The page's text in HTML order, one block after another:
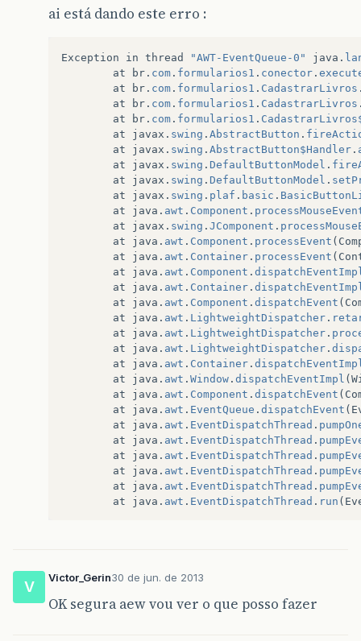
query += "('"+ Titulo
execute query
ai está dando este erro :
Exception in thread "AWT-EventQueue-0" java .
at
br . com . formularios1 . conector .
at
br . com . formularios1 . CadastrarLivros
at
br . com . formularios1 . CadastrarLivros
at
br . com . formularios1 .
at
javax . swing . AbstractButton .
at
javax . swing . AbstractButton$Handler .
at
javax . swing . DefaultButtonModel .
at
javax . swing . DefaultButtonModel .
at
javax . swing . plaf . basic .
at
java . awt . Component .
at
javax . swing . JComponent .
at
java . awt . Component . processEvent (
at
java . awt . Container . processEvent (
at
java . awt . Component .
at
java . awt . Container .
at
java . awt . Component . dispatchEvent (
at
java . awt . LightweightDispatcher .
at
java . awt . LightweightDispatcher .
at
java . awt . LightweightDispatcher .
at
java . awt . Container .
at
java . awt . Window . dispatchEventImpl (
at
java . awt . Component . dispatchEvent (
at
java . awt . EventQueue . dispatchEvent (
at
java . awt . EventDispatchThread .
at
java . awt . EventDispatchThread .
at
java . awt . EventDispatchThread .
at
java . awt . EventDispatchThread .
at
java . awt . EventDispatchThread .
at
java . awt . EventDispatchThread . run (
V
Victor_Gerin30 de jun. de 2013
OK segura aew vou ver o que posso fazer